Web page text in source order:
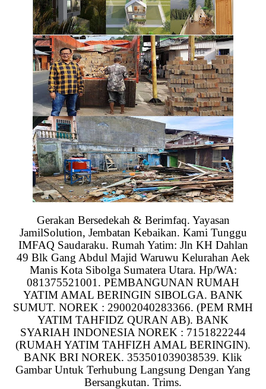
Gerakan Bersedekah & Berimfaq. Yayasan
JamilSolution, Jembatan Kebaikan. Kami Tunggu
IMFAQ Saudaraku. Rumah Yatim: Jln KH Dahlan
49 Blk Gang Abdul Majid Waruwu Kelurahan Aek
Manis Kota Sibolga Sumatera Utara. Hp/WA:
081375521001. PEMBANGUNAN RUMAH
YATIM AMAL BERINGIN SIBOLGA. BANK
SUMUT. NOREK : 29002040283366. (PEM RMH
YATIM TAHFIDZ QURAN AB). BANK
SYARIAH INDONESIA NOREK : 7151822244
(RUMAH YATIM TAHFIZH AMAL BERINGIN).
BANK BRI NOREK. 353501039038539. Klik
Gambar Untuk Terhubung Langsung Dengan Yang
Bersangkutan. Trims.